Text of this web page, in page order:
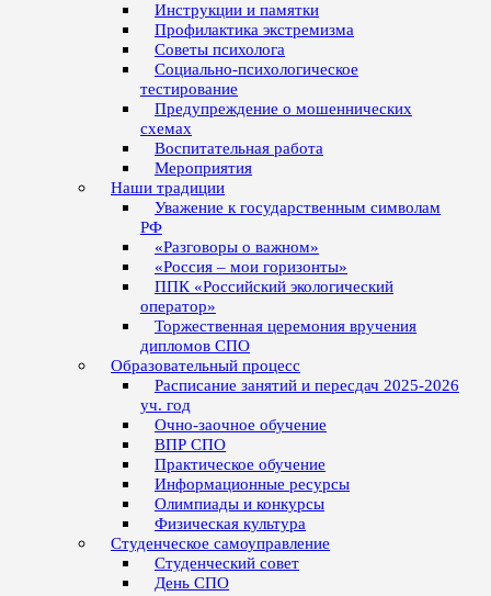
Инструкции и памятки
Профилактика экстремизма
Советы психолога
Социально-психологическое
тестирование
Предупреждение о мошеннических
схемах
Воспитательная работа
Мероприятия
Наши традиции
Уважение к государственным символам
РФ
«Разговоры о важном»
«Россия – мои горизонты»
ППК «Российский экологический
оператор»
Торжественная церемония вручения
дипломов СПО
Образовательный процесс
Расписание занятий и пересдач 2025-2026
уч. год
Очно-заочное обучение
ВПР СПО
Практическое обучение
Информационные ресурсы
Олимпиады и конкурсы
Физическая культура
Студенческое самоуправление
Студенческий совет
День СПО